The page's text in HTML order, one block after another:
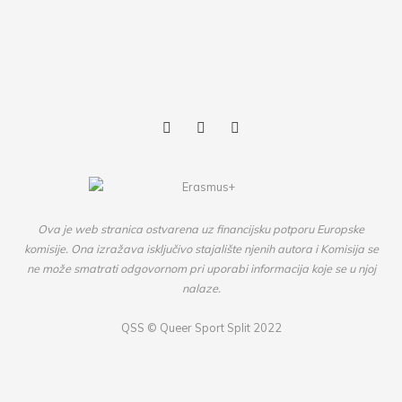
Ova je web stranica ostvarena uz financijsku potporu Europske
komisije. Ona izražava isključivo stajalište njenih autora i Komisija se
ne može smatrati odgovornom pri uporabi informacija koje se u njoj
nalaze.
QSS © Queer Sport Split 2022